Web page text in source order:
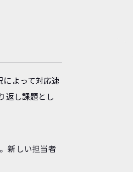
よって対応速
返し課題とし
新しい担当者